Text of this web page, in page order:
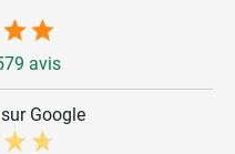
avis
Google